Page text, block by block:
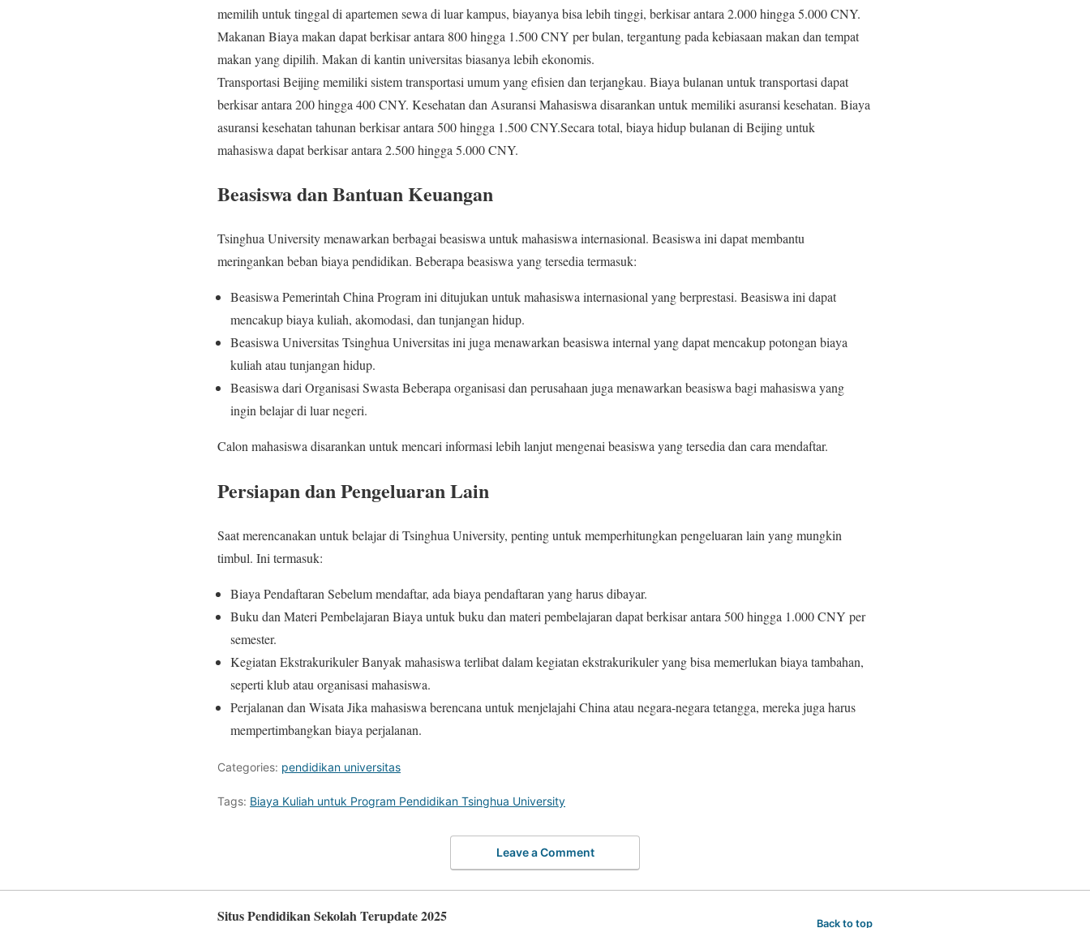
memilih untuk tinggal di apartemen sewa di luar kampus, biayanya bisa lebih tinggi, berkisar antara 2.000 hingga 5.000 CNY.
Makanan Biaya makan dapat berkisar antara 800 hingga 1.500 CNY per bulan, tergantung pada kebiasaan makan dan tempat
makan yang dipilih. Makan di kantin universitas biasanya lebih ekonomis.
Transportasi Beijing memiliki sistem transportasi umum yang efisien dan terjangkau. Biaya bulanan untuk transportasi dapat
berkisar antara 200 hingga 400 CNY. Kesehatan dan Asuransi Mahasiswa disarankan untuk memiliki asuransi kesehatan. Biaya
asuransi kesehatan tahunan berkisar antara 500 hingga 1.500 CNY.Secara total, biaya hidup bulanan di Beijing untuk
mahasiswa dapat berkisar antara 2.500 hingga 5.000 CNY.
Beasiswa dan Bantuan Keuangan
Tsinghua University menawarkan berbagai beasiswa untuk mahasiswa internasional. Beasiswa ini dapat membantu
meringankan beban biaya pendidikan. Beberapa beasiswa yang tersedia termasuk:
Beasiswa Pemerintah China Program ini ditujukan untuk mahasiswa internasional yang berprestasi. Beasiswa ini dapat
mencakup biaya kuliah, akomodasi, dan tunjangan hidup.
Beasiswa Universitas Tsinghua Universitas ini juga menawarkan beasiswa internal yang dapat mencakup potongan biaya
kuliah atau tunjangan hidup.
Beasiswa dari Organisasi Swasta Beberapa organisasi dan perusahaan juga menawarkan beasiswa bagi mahasiswa yang
ingin belajar di luar negeri.
Calon mahasiswa disarankan untuk mencari informasi lebih lanjut mengenai beasiswa yang tersedia dan cara mendaftar.
Persiapan dan Pengeluaran Lain
Saat merencanakan untuk belajar di Tsinghua University, penting untuk memperhitungkan pengeluaran lain yang mungkin
timbul. Ini termasuk:
Biaya Pendaftaran Sebelum mendaftar, ada biaya pendaftaran yang harus dibayar.
Buku dan Materi Pembelajaran Biaya untuk buku dan materi pembelajaran dapat berkisar antara 500 hingga 1.000 CNY per
semester.
Kegiatan Ekstrakurikuler Banyak mahasiswa terlibat dalam kegiatan ekstrakurikuler yang bisa memerlukan biaya tambahan,
seperti klub atau organisasi mahasiswa.
Perjalanan dan Wisata Jika mahasiswa berencana untuk menjelajahi China atau negara-negara tetangga, mereka juga harus
mempertimbangkan biaya perjalanan.
Categories: pendidikan universitas
Tags: Biaya Kuliah untuk Program Pendidikan Tsinghua University
Leave a Comment
Situs Pendidikan Sekolah Terupdate 2025 Back to top